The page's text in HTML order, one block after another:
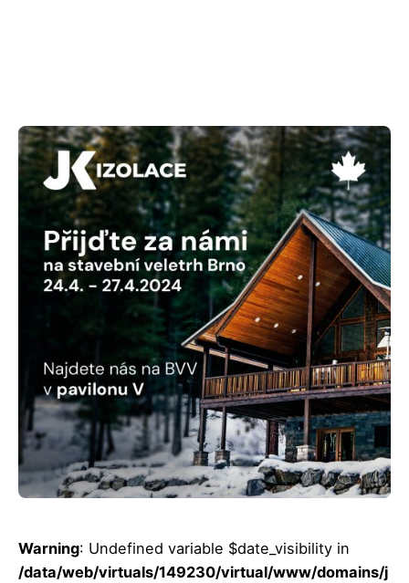
Posted by
Jakub Hlaváč
Warning: Undefined variable $date_visibility in
/data/web/virtuals/149230/virtual/www/domains/j